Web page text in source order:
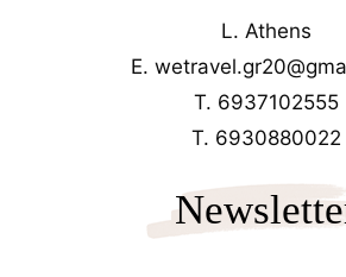
L. Athens
E.
T. 6937102555
T. 6930880022